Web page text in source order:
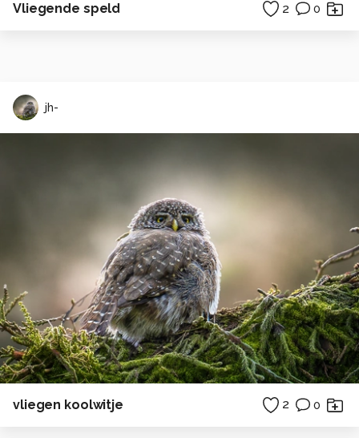
Vliegende speld 2 0
jh-
vliegen koolwitje 2 0